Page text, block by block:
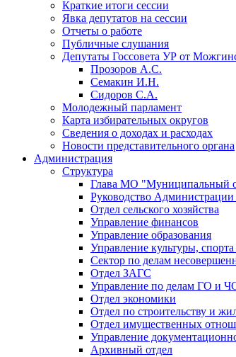
Краткие итоги сессии
Явка депутатов на сессии
Отчеты о работе
Публичные слушания
Депутаты Госсовета УР от
Прозоров А.С.
Семакин И.Н.
Сидоров С.А.
Молодежный парламент
Карта избирательных округов
Сведения о доходах и расходах
Новости представительного органа
Администрация
Структура
Глава МО "Муниципальный
Руководство Администрации
Отдел сельского хозяйства
Управление финансов
Управление образования
Управление культуры,
Сектор по делам
Отдел ЗАГС
Управление по делам ГО и
Отдел экономики
Отдел по строительству и
Отдел имущественных
Управление
Архивный отдел